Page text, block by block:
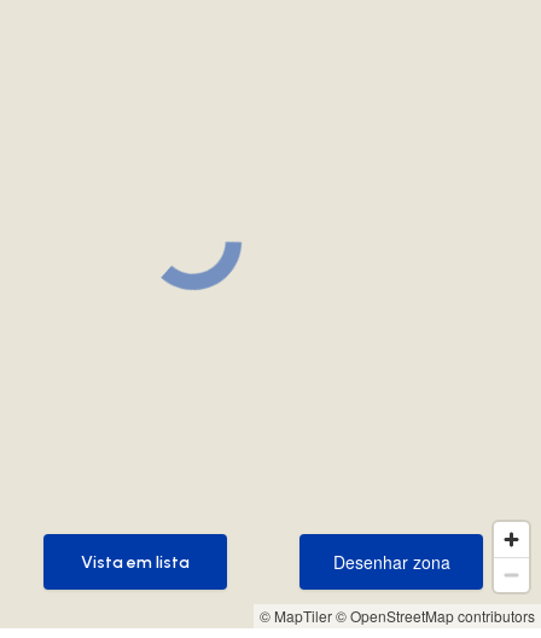
© MapTiler© OpenStreetMap contributors
Desenhar zona
Desenhar zona
Vista em lista
Vista em lista